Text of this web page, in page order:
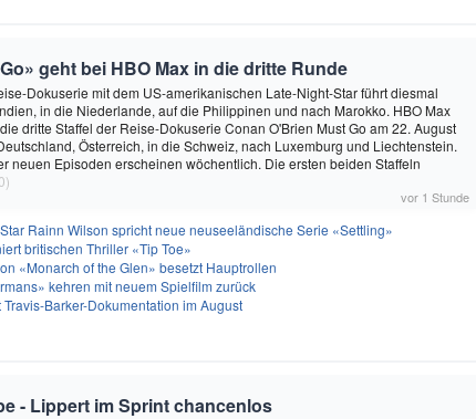
geht bei HBO Max in die dritte Runde
Dokuserie mit dem US-amerikanischen Late-Night-Star führt diesmal
in die Niederlande, auf die Philippinen und nach Marokko. HBO Max
dritte Staffel der Reise-Dokuserie Conan O'Brien Must Go am 22. August
Österreich, in die Schweiz, nach Luxemburg und Liechtenstein.
neuen Episoden erscheinen wöchentlich. Die ersten beiden Staffeln
vor 1 Stunde
Rainn Wilson spricht neue neuseeländische Serie «Settling»
britischen Thriller «Tip Toe»
«Monarch of the Glen» besetzt Hauptrollen
kehren mit neuem Spielfilm zurück
Barker-Dokumentation im August
- Lippert im Sprint chancenlos